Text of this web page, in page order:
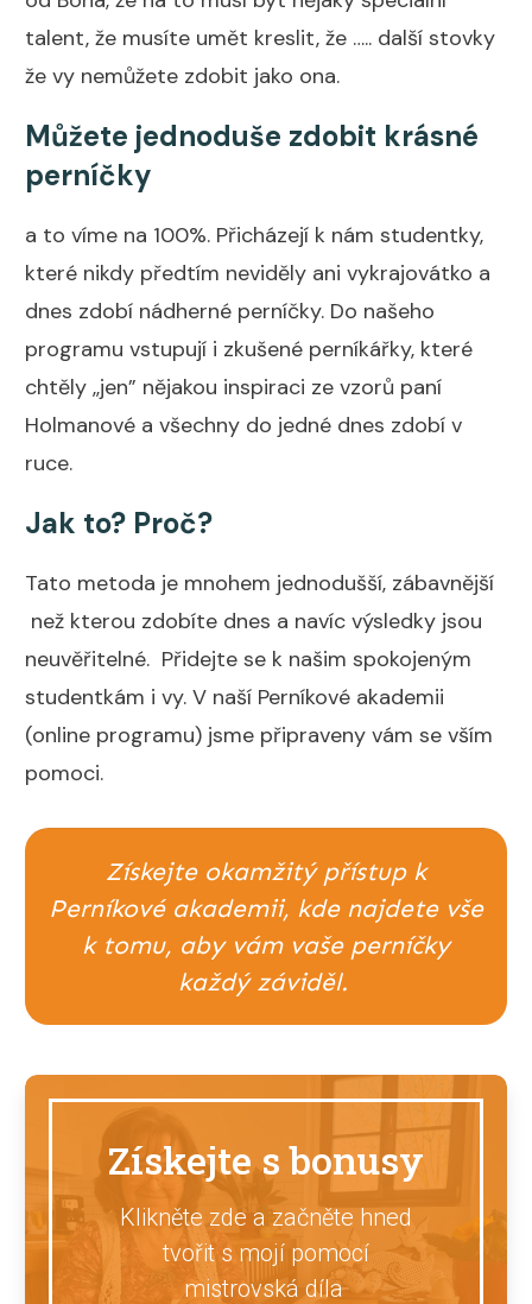
talent, že musíte umět kreslit, že ….. další stovky
že vy nemůžete zdobit jako ona.
Můžete jednoduše zdobit krásné
perníčky
a to víme na 100%. Přicházejí k nám studentky,
které nikdy předtím neviděly ani vykrajovátko a
dnes zdobí nádherné perníčky. Do našeho
programu vstupují i zkušené perníkářky, které
chtěly ,,jen” nějakou inspiraci ze vzorů paní
Holmanové a všechny do jedné dnes zdobí v
ruce.
Jak to? Proč?
Tato metoda je mnohem jednodušší, zábavnější
než kterou zdobíte dnes a navíc výsledky jsou
neuvěřitelné. Přidejte se k našim spokojeným
studentkám i vy. V naší Perníkové akademii
(online programu) jsme připraveny vám se vším
pomoci.
Získejte okamžitý přístup k
Perníkové akademii, kde najdete vše
k tomu, aby vám vaše perníčky
každý záviděl.
Získejte s bonusy
Klikněte zde a začněte hned
tvořit s mojí pomocí
mistrovská díla